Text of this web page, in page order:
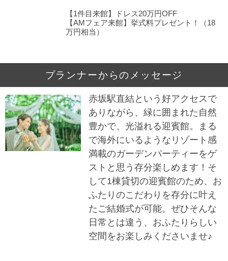
【1件目来館】ドレス20万円OFF
【AMフェア来館】挙式料プレゼント！（18
万円相当）
プランナーからのメッセージ
赤坂駅直結という好アクセスで
ありながら、緑に囲まれた自然
豊かで、光溢れる迎賓館。まる
で海外にいるようなリゾート感
満載のガーデンパーティーをゲ
ストと思う存分楽しめます！そ
して1棟貸切の迎賓館のため、お
ふたりのこだわりを存分に叶え
たご結婚式が可能。ぜひそんな
日常とは違う、おふたりらしい
空間をお楽しみくださいませ♪